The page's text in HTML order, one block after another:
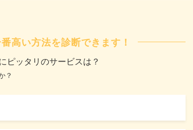
高い方法を診断できます！
ピッタリのサービスは？
？